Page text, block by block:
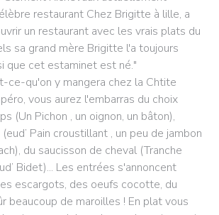
restaurant Chez Brigitte à lille, a
un restaurant avec les vrais plats du
sa grand mère Brigitte l'a toujours
que cet estaminet est né."
ce-qu'on y mangera chez la Chtite
vous aurez l'embarras du choix
(Un Pichon , un oignon, un bâton),
Pain croustillant , un peu de jambon
du saucisson de cheval (Tranche
Bidet)... Les entrées s'annoncent
escargots, des oeufs cocotte, du
beaucoup de maroilles ! En plat vous